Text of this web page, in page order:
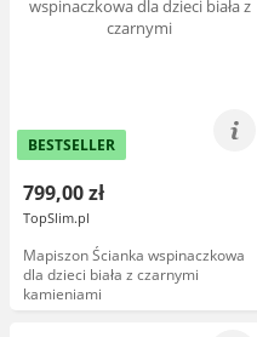
BESTSELLER
799,00 zł
TopSlim.pl
Mapiszon Ścianka wspinaczkowa
dla dzieci biała z czarnymi
kamieniami